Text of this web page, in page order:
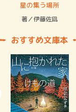
星の集う場所
著／伊藤佐凪
おすすめ文庫本